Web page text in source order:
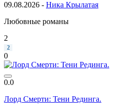
09.08.2026 - Ника Крылатая
Любовные романы
2
2
0
0.0
Лорд Смерти: Тени Рединга.